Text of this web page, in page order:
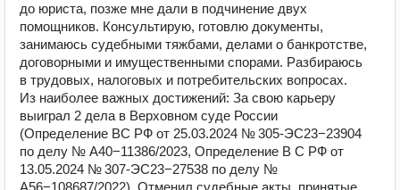
до юриста, позже мне дали в подчинение двух
помощников. Консультирую, готовлю документы,
занимаюсь судебными тяжбами, делами о банкротстве,
договорными и имущественными спорами. Разбираюсь
в трудовых, налоговых и потребительских вопросах.
Из наиболее важных достижений: За свою карьеру
выиграл 2 дела в Верховном суде России
(Определение ВС РФ от 25.03.2024 № 305-ЭС23−23904
по делу № А40−11386/2023, Определение В С РФ от
13.05.2024 № 307-ЭС23−27538 по делу №
А56−108687/2022). Отменил судебные акты, принятые